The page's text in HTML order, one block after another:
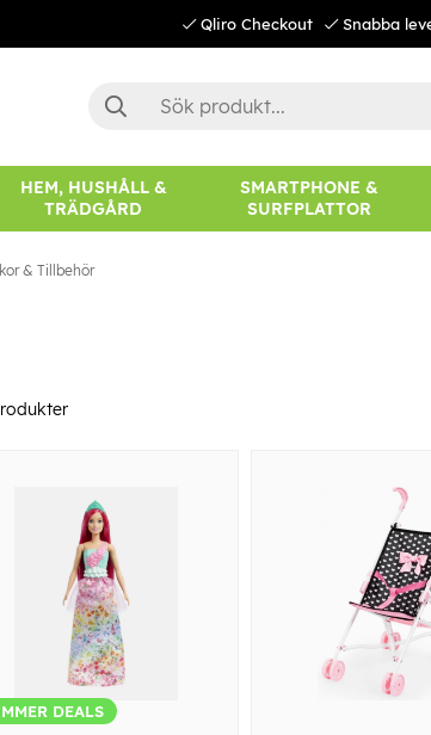
Qliro Checkout Snabba
HEM, HUSHÅLL &
TRÄDGÅRD
SMARTPHONE &
SURFPLATTOR
& Tillbehör
DEALS